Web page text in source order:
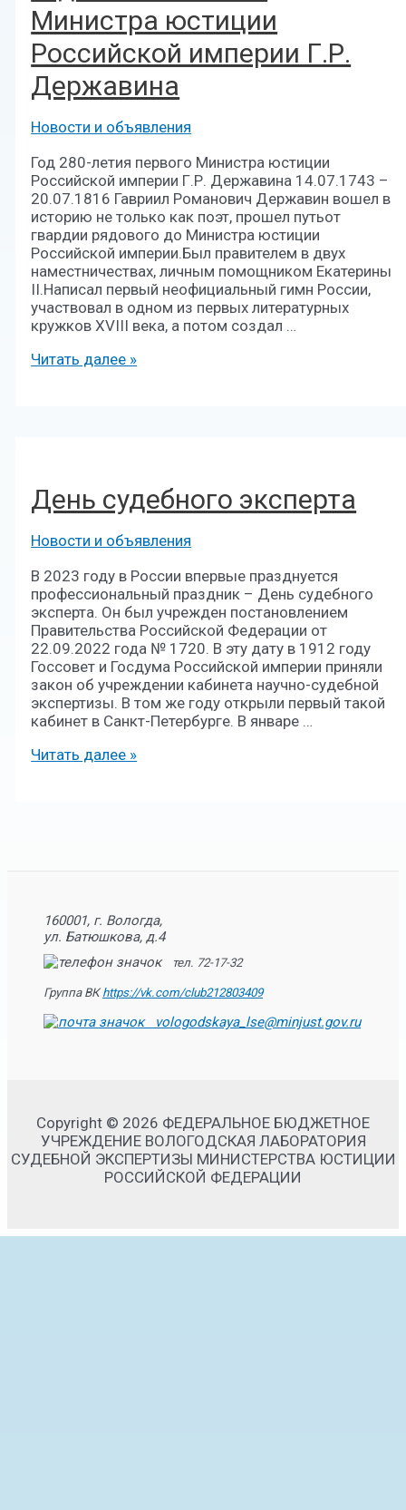
Министра юстиции
Российской империи Г.Р.
Державина
Новости и объявления
Год 280-летия первого Министра юстиции
Российской империи Г.Р. Державина 14.07.1743 –
20.07.1816 Гавриил Романович Державин вошел в
историю не только как поэт, прошел путьот
гвардии рядового до Министра юстиции
Российской империи.Был правителем в двух
наместничествах, личным помощником Екатерины
II.Написал первый неофициальный гимн России,
участвовал в одном из первых литературных
кружков XVIII века, а потом создал …
Читать далее »
День судебного эксперта
Новости и объявления
В 2023 году в России впервые празднуется
профессиональный праздник – День судебного
эксперта. Он был учрежден постановлением
Правительства Российской Федерации от
22.09.2022 года № 1720. В эту дату в 1912 году
Госсовет и Госдума Российской империи приняли
закон об учреждении кабинета научно-судебной
экспертизы. В том же году открыли первый такой
кабинет в Санкт-Петербурге. В январе …
Читать далее »
160001, г. Вологда,
ул. Батюшкова, д.4
тел. 72-17-32
Группа ВКhttps://vk.com/club212803409
vologodskaya_lse@minjust.gov.ru
Copyright © 2026 ФЕДЕРАЛЬНОЕ БЮДЖЕТНОЕ
УЧРЕЖДЕНИЕ ВОЛОГОДСКАЯ ЛАБОРАТОРИЯ
СУДЕБНОЙ ЭКСПЕРТИЗЫ МИНИСТЕРСТВА ЮСТИЦИИ
РОССИЙСКОЙ ФЕДЕРАЦИИ